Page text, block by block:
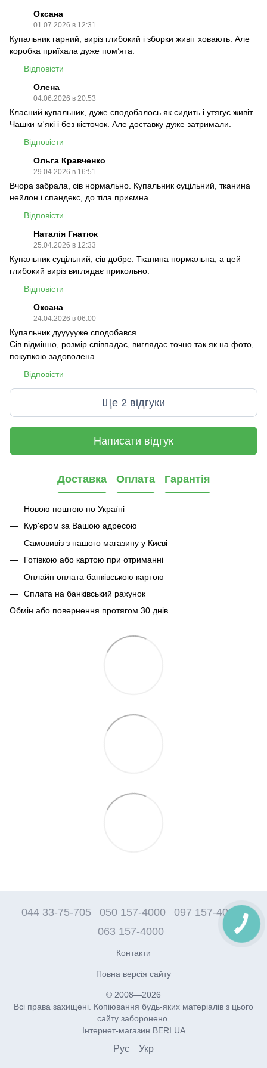
Оксана
01.07.2026 в 12:31
Купальник гарний, виріз глибокий і зборки живіт ховають. Але
коробка приїхала дуже помʼята.
Відповісти
Олена
04.06.2026 в 20:53
Класний купальник, дуже сподобалось як сидить і утягує живіт.
Чашки м'які і без кісточок. Але доставку дуже затримали.
Відповісти
Ольга Кравченко
29.04.2026 в 16:51
Вчора забрала, сів нормально. Купальник суцільний, тканина
нейлон і спандекс, до тіла приємна.
Відповісти
Наталія Гнатюк
25.04.2026 в 12:33
Купальник суцільний, сів добре. Тканина нормальна, а цей
глибокий виріз виглядає прикольно.
Відповісти
Оксана
24.04.2026 в 06:00
Купальник дуууууже сподобався.
Сів відмінно, розмір співпадає, виглядає точно так як на фото,
покупкою задоволена.
Відповісти
Ще 2 відгуки
Написати відгук
Доставка Оплата Гарантія
Новою поштою по Україні
Кур'єром за Вашою адресою
Самовивіз з нашого магазину у Києві
Готівкою або картою при отриманні
Онлайн оплата банківською картою
Сплата на банківський рахунок
Обмін або повернення протягом 30 днів
044 33-75-705 050 157-4000
097 157-4000
063 157-4000
Контакти
Повна версія сайту
© 2008—2026
Всі права захищені. Копіювання будь-яких матеріалів з цього
сайту заборонено.
Інтернет-магазин BERI.UA
Рус Укр